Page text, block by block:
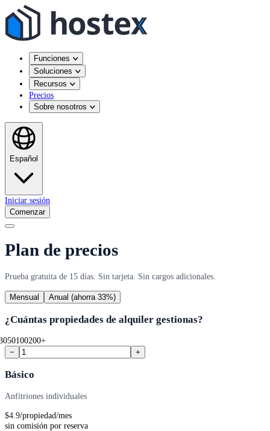
Funciones
Soluciones
Recursos
Precios
Sobre nosotros
Español
Iniciar sesión
Comenzar
Plan de precios
Prueba gratuita de 15 días. Sin tarjeta. Sin cargos adicionales.
Mensual Anual (ahorra 33%)
¿Cuántas propiedades de alquiler gestionas?
50100200+
− +
Básico
Anfitriones individuales
$4.9/propiedad/mes
sin comisión por reserva